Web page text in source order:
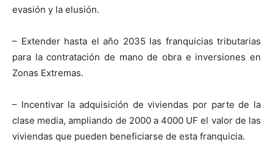
evasión y la elusión.
– Extender hasta el año 2035 las franquicias tributarias
para la contratación de mano de obra e inversiones en
Zonas Extremas.
– Incentivar la adquisición de viviendas por parte de la
clase media, ampliando de 2000 a 4000 UF el valor de las
viviendas que pueden beneficiarse de esta franquicia.